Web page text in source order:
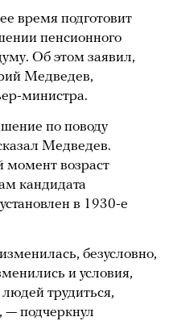
время подготовит
пенсионного
Об этом заявил,
Медведев,
министра.
по поводу
Медведев.
возраст
кандидата
в 1930-е
безусловно,
и условия,
трудиться,
— подчеркнул